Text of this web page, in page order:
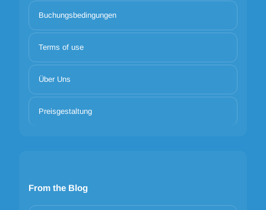
Buchungsbedingungen
Terms of use
Über Uns
Preisgestaltung
From the Blog